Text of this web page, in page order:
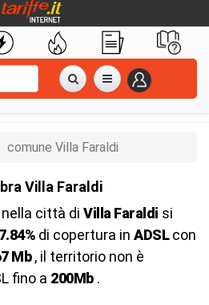
comune Villa Faraldi
Villa Faraldi
città di Villa Faraldi si
di copertura in ADSLcon
Mb, il territorio non è
fino a 200Mb.